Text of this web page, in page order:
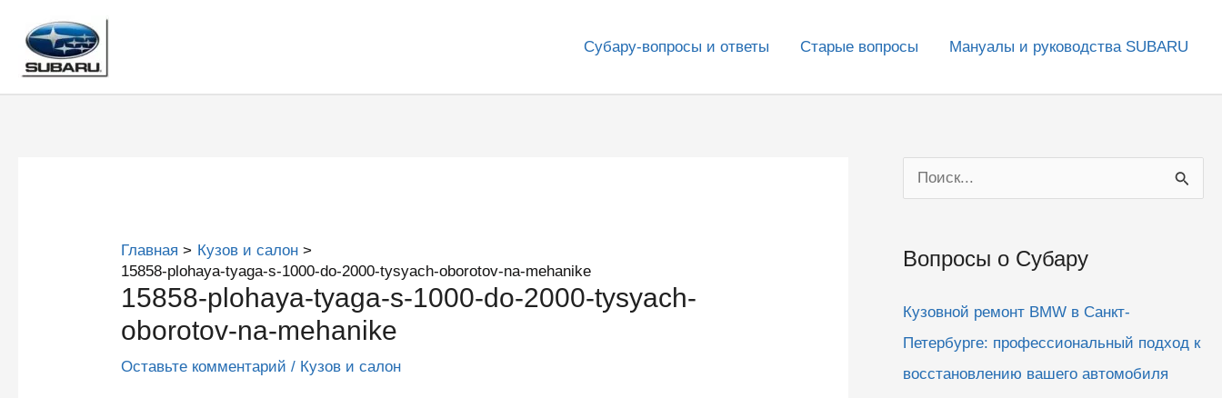
содержимому
Субару-вопросы и ответы Старые вопросы Мануалы и руководства SUBARU
Главная
Кузов и салон
15858-plohaya-tyaga-s-1000-do-2000-tysyach-oborotov-na-mehanike
15858-plohaya-tyaga-s-1000-do-2000-tysyach-
oborotov-na-mehanike
Оставьте комментарий / Кузов и салон
о
с
Вопросы о Субару
Кузовной ремонт BMW в Санкт-
Петербурге: профессиональный подход к
восстановлению вашего автомобиля